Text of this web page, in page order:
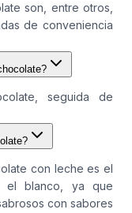
son, entre otros,
de conveniencia
seguida de
con leche es el
el blanco, ya que
con sabores